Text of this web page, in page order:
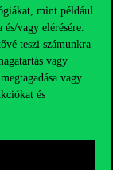
mint például
vagy elérésére.
teszi számunkra
vagy
vagy
és